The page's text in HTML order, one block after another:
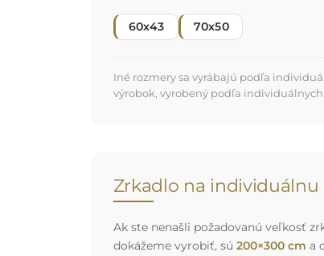
60x43 70x50
Iné rozmery sa vyrábajú podľa
výrobok, vyrobený podľa
Zrkadlo na
Ak ste nenašli požadovanú veľkosť
dokážeme vyrobiť, sú 200×300 cm a